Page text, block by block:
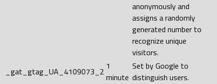
anonymously and
assigns a randomly
generated number to
recognize unique
visitors.
_gat_gtag_UA_4109073_2 1
minute
Set by Google to
distinguish users.